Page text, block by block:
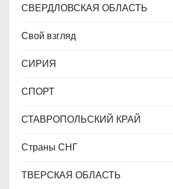
СВЕРДЛОВСКАЯ ОБЛАСТЬ
Свой взгляд
СИРИЯ
СПОРТ
СТАВРОПОЛЬСКИЙ КРАЙ
Страны СНГ
ТВЕРСКАЯ ОБЛАСТЬ